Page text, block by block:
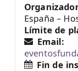
España –
Límite de
Email:
Fin de